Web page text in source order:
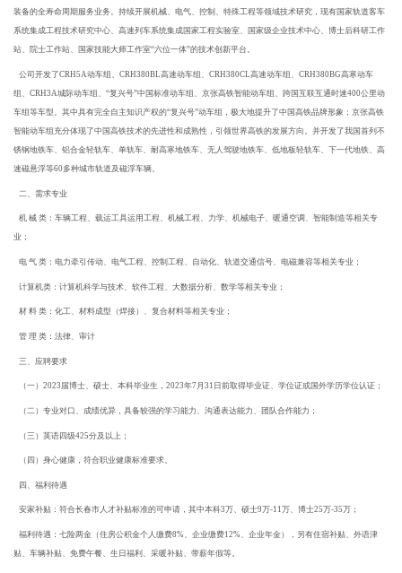
装备的全寿命周期服务业务。持续开展机械、电气、控制、特殊工程等领域技术研究， 现有国家轨道客车
系统集成工程技术研究中心、高速列车系统集成国家工程实验室、国家级企业技术中心、博士后科研工作
站、院士工作站、国家技能大师工作室“六位一体”的技术创新平台。
公司开发了CRH5A动车组、CRH380BL高速动车组、CRH380CL高速动车组、CRH380BG高寒动车
组、CRH3A城际动车组、“复兴号”中国标准动车组、京张高铁智能动车组、跨国互联互通时速400公里动
车组等车型。其中具有完全自主知识产权的“复兴号”动车组，极大地提升了中国高铁品牌形象；京张高铁
智能动车组充分体现了中国高铁技术的先进性和成熟性，引领世界高铁的发展方向。并开发了我国首列不
锈钢地铁车、铝合金轻轨车、单轨车、耐高寒地铁车、无人驾驶地铁车、低地板轻轨车、下一代地铁、高
速磁悬浮等60多种城市轨道及磁浮车辆。
二、需求专业
机 械 类：车辆工程、载运工具运用工程、机械工程、力学、机械电子、暖通空调、智能制造等相关专
业；
电 气 类：电力牵引传动、电气工程、控制工程、自动化、轨道交通信号、电磁兼容等相关专业；
计算机类：计算机科学与技术、软件工程、大数据分析、数学等相关专业；
材 料 类：化工、材料成型（焊接）、复合材料等相关专业；
管 理 类：法律、审计
三、应聘要求
（一）2023届博士、硕士、本科毕业生 ， 2023年7月31日前取得毕业证、学位证或国外学历学位认证 ；
（二）专业对口、成绩优异，具备较强的学习能力、沟通表达能力、团队合作能力；
（三）英语四级425分及以上；
（四）身心健康，符合职业健康标准要求。
四、福利待遇
安家补贴：符合长春市人才补贴标准的可申请，其中本科3万、硕士9万-11万、博士25万-35万；
福利待遇：七险两金（住房公积金个人缴费8%、企业缴费12%、企业年金），另有住宿补贴、外语津
贴、车辆补贴、免费午餐、生日福利、采暖补贴、带薪年假等。